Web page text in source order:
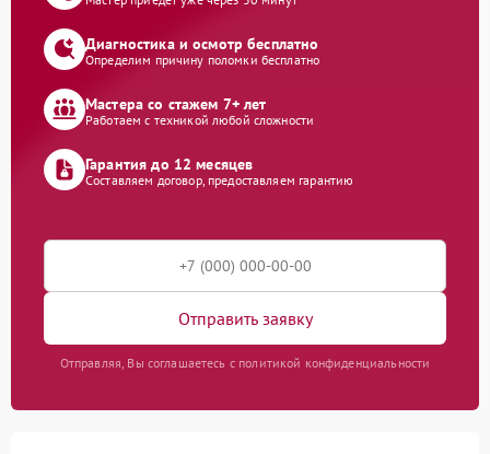
Диагностика и осмотр бесплатно
Определим причину поломки бесплатно
Мастера со стажем 7+ лет
Работаем с техникой любой сложности
Гарантия до 12 месяцев
Составляем договор, предоставляем гарантию
Отправить заявку
Отправляя, Вы соглашаетесь с политикой конфиденциальности